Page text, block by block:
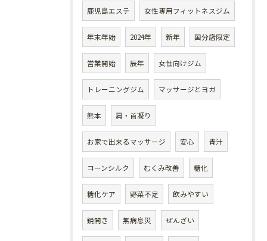
鹿児島エステ 女性専用フィットネスジム
年末年始 2024年 新年 国分店限定
営業開始 辰年 女性向けジム
トレーニングジム マッサージとヨガ
熊本 肩・首凝り
お家で出来るマッサージ 安心 青汁
コーンシルク むくみ改善 糖化
糖化ケア 野菜不足 飲みやすい
鏡開き 無病息災 ぜんざい